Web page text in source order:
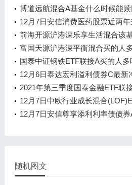
投资组合？
博道远航混合A基金什么时候能
大买入？（2021年第二季度）
12月7日安信消费医药股票近两
2021年第三季度表现如何？
前海开源沪港深乐享生活混合该
金有什么重大买入？
富国天源沪港深平衡混合买的人
哪些股票？（2021年第二季度）
国泰中证钢铁ETF联接A买的人
大卖出？（2021年第二季度）
12月6日泰达宏利溢利债券C最新
现任经理是谁？
2021年第三季度国泰金融ETF联
票？2021年第二季度重点买入哪
12月7日中欧行业成长混合
来收益9.56%
12月7日安信尊享添利利率债债
随机图文